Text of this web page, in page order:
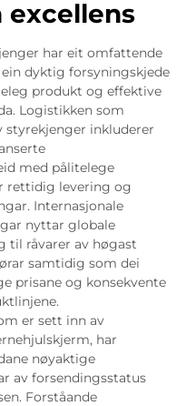
excellens
har eit omfattende
dyktig forsyningskjede
produkt og effektive
Logistikken som
styrekjenger inkluderer
med pålitelege
rettidig levering og
Internasjonale
nyttar globale
til råvarer av høgast
samtidig som dei
prisane og konsekvente
er sett inn av
har
nøyaktige
av forsendingsstatus
Forståande